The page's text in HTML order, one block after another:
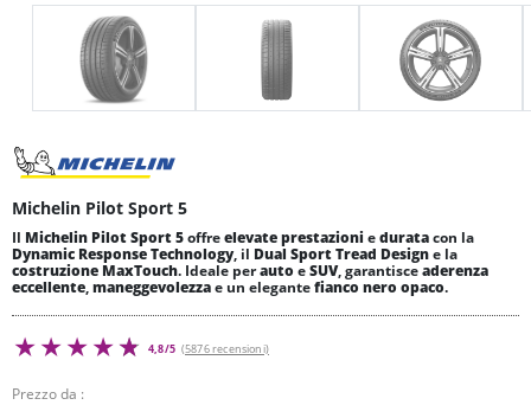
Michelin Pilot Sport 5
Il Michelin Pilot Sport 5offreelevate prestazioni eduratacon la
Dynamic Response Technology, il Dual Sport Tread Designe la
costruzione MaxTouch. Ideale perauto eSUV, garantisceaderenza
eccellente,maneggevolezzae un elegantefianco nero opaco.
4,8/5 (5876 recensioni)
Prezzo da :